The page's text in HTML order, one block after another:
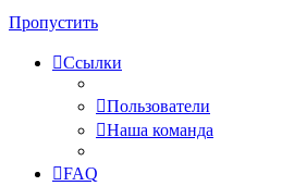
Пропустить
Ссылки
Пользователи
Наша команда
FAQ